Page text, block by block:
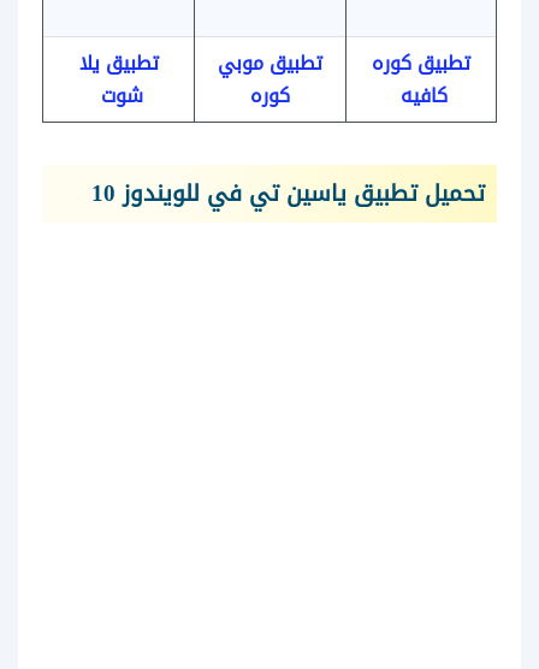
تطبيق كوره
كافيه
تطبيق موبي
كوره
تطبيق يلا
شوت
تحميل تطبيق ياسين تي في للويندوز 10